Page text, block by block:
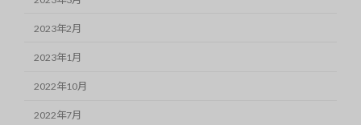
2023年2月
2023年1月
2022年10月
2022年7月